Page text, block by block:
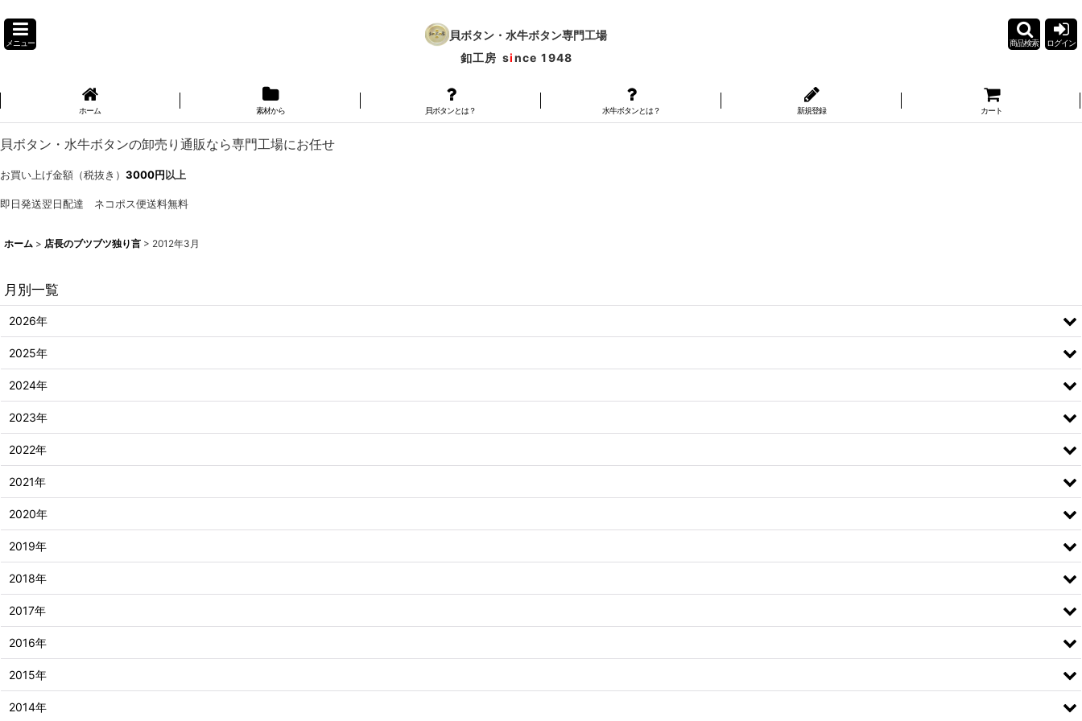
メニュー
貝ボタン・水牛ボタン専門工場
釦工房 since 1948
商品検索 ログイン
ホーム 素材から 貝ボタンとは？ 水牛ボタンとは？ 新規登録 カート
貝ボタン・水牛ボタンの卸売り通販なら専門工場にお任せ
お買い上げ金額（税抜き） 3000円以上
即日発送翌日配達 ネコポス便送料無料
ホーム > 店長のブツブツ独り言 > 2012年3月
月別一覧
2026年
2025年
2024年
2023年
2022年
2021年
2020年
2019年
2018年
2017年
2016年
2015年
2014年